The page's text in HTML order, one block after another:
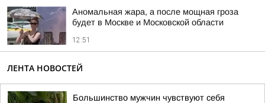
Аномальная жара, а после мощная гроза
будет в Москве и Московской области
12:51
ЛЕНТА НОВОСТЕЙ
Большинство мужчин чувствуют себя